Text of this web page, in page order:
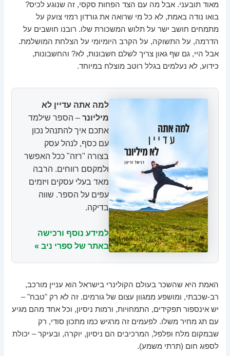
מאוד תובעני. אבל מה עם הצד הפחות סקסי, זה שנוגע לכיס?
בואו נודה באמת, לא כל מי שרואה את גורדון רמזי צועק על
מתמחים חושב ישר על תלוש המשכורת שלו. רובנו חושבים על
הדרמה, על התשוקה, על הקרב היומיומי על הצלחת המושלמת.
אבל היי, גם שף גאון צריך לשלם חשבונות, לא? והחשבונות,
כידוע, לא נעלמים בגלל רוטב מוצלח במיוחד.
למה אתה עדיין לא
מיליונר – הספר שילמד
אתכם איך להתנהל נכון
עם כסף, לנהל עסק
בצורה "רזה" ככל האפשר
ולמקסם רווחים. הרבה
מאד בעלי עסקים ויזמים
עפים על הספר. שווה
בדיקה.
למידע נוסף ורכישה
באתר של ספרי ניב »
האמת היא שהשכר בעולם הקולינרי בישראל הוא עניין מורכב,
רב-שכבתי, ומושפע ממגוון עצום של גורמים. זה לא רק "טבח" –
יש אינספור תפקידים, התמחויות, ורמות ניסיון, וכל אחד מהם מגיע
עם תג מחיר משלו. לפעמים זה מרגיש כמו מתכון סודי, רק
שבמקום מלח ופלפל, המרכיבים הם ניסיון, יוקרה, ובעיקר – יכולת
לספוג חום (תרתי משמע).